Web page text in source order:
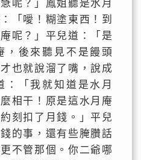
呢？」鳳姐聽是水月
「噯！糊塗東西！到
呢？」平兒道：「是
，後來聽見不是饅頭
也就說溜了嘴，說成
：「我就知道是水月
相干！原是這水月庵
刻扣了月錢。」平兒
的事，還有些腌臢話
不管那個。你二爺哪